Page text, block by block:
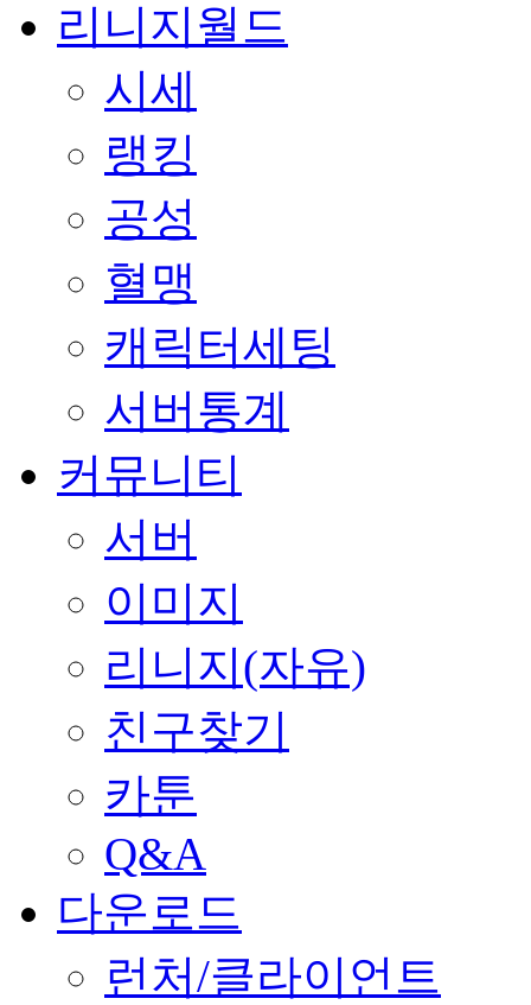
리니지월드
시세
랭킹
공성
혈맹
캐릭터세팅
서버통계
커뮤니티
서버
이미지
리니지(자유)
친구찾기
카툰
Q&A
다운로드
런처/클라이언트